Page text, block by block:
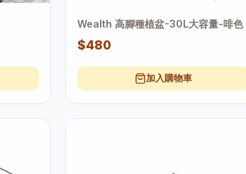
Wealth 高腳種植盆-30L大容量-啡色
$480
加入購物車